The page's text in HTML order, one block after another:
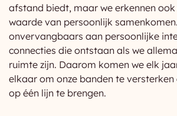
afstand biedt, maar we erkennen ook
waarde van persoonlijk
onvervangbaars aan persoonlijke
connecties die ontstaan als we
ruimte zijn. Daarom komen we elk
elkaar om onze banden te versterken
op één lijn te brengen.